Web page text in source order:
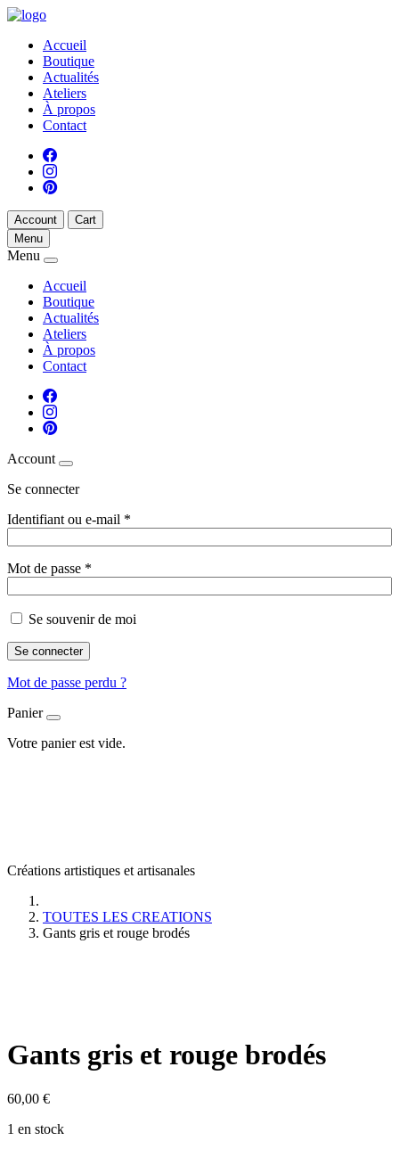
Accueil
Boutique
Actualités
Ateliers
À propos
Contact
Account
Cart
Menu
Menu
Accueil
Boutique
Actualités
Ateliers
À propos
Contact
Account
Se connecter
Identifiant ou e-mail *
Mot de passe *
Se souvenir de moi
Se connecter
Mot de passe perdu ?
Panier
Votre panier est vide.
Créations artistiques et artisanales
TOUTES LES CREATIONS
Gants gris et rouge brodés
Gants gris et rouge brodés
60,00 €
1 en stock